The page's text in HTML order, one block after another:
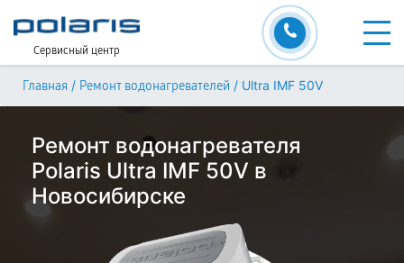
Сервисный центр
Главная / Ремонт водонагревателей / Ultra IMF 50V
Ремонт водонагревателя
Polaris Ultra IMF 50V в
Новосибирске